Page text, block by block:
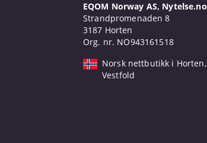
EQOM Norway AS, Nytelse.no
Strandpromenaden 8
3187 Horten
Org. nr. NO943161518
Norsk nettbutikk i Horten,
Vestfold